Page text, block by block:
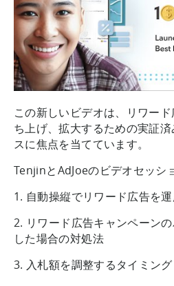
この新しいビデオは、リワー
ち上げ、拡大するための実証
スに焦点を当てています。
TenjinとAdJoeのビデオセッシ
1. 自動操縦でリワード広告を
2. リワード広告キャンペーン
した場合の対処法
3. 入札額を調整するタイミング